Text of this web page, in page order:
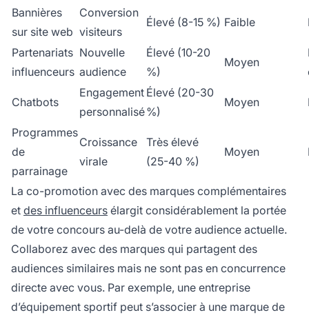
Bannières
sur site web
Conversion
visiteurs
Élevé (8-15 %) Faible
Partenariats
influenceurs
Nouvelle
audience
Élevé (10-20
%)
Moyen
Chatbots
Engagement
personnalisé
Élevé (20-30
%)
Moyen
Programmes
de
parrainage
Croissance
virale
Très élevé
(25-40 %)
Moyen
La co-promotion avec des marques complémentaires
et des influenceurs élargit considérablement la portée
de votre concours au-delà de votre audience actuelle.
Collaborez avec des marques qui partagent des
audiences similaires mais ne sont pas en concurrence
directe avec vous. Par exemple, une entreprise
d’équipement sportif peut s’associer à une marque de